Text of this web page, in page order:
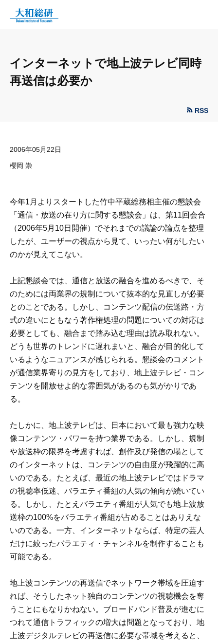
インターネットで地上波テレビ同時
再送信は必要か
RSS
2006年05月22日
櫻岡 崇
今年1月よりスタートした竹中平蔵総務相主催の懇談会
「通信・放送の在り方に関する懇談会」は、第11回会合
（2006年5月10日開催）でそれまでの議論の論点を整理
したが、ユーザーの視点から見て、いったい何がしたい
のかが見えてこない。
上記懇談会では、通信と放送の融合を進めるべきで、そ
のためには両業界の規制について抜本的な見直しが必要
とのことである。しかし、コンテンツ配信の伝送路・方
式の違いにともなう著作権処理の問題についての対応は
必要としても、融合まで踏み込む理由は読み取れない。
どうも世界のトレンドに遅れまいと、融合が目的化して
いるようなニュアンスが感じられる。懇談会のコメント
が通信業界寄りの見方をしており、地上波テレビ・コン
テンツを開放せよ的な雰囲気があるのも気がかりであ
る。
たしかに、地上波テレビは、日本において最も強力な映
像コンテンツ・パワーを持つ業界である。しかし、規制
や放送枠の限界を考慮すれば、創作及び発信の場として
のインターネットは、コンテンツの自由度が飛躍的に高
いのである。たとえば、最近の地上波テレビではドラマ
の視聴率低迷、バラエティ番組の人気の傾向が続いてい
る。しかし、たとえバラエティ番組が人気でも地上波放
送枠の100%をバラエティ番組が占めることはありえな
いのである。一方、インターネットならば、特定の芸人
だけに絞ったバラエティ・チャンネルを制作することも
可能である。
地上波コンテンツの再送信でネットワーク帯域を圧迫す
れば、そうしたネット独自のコンテンツの視聴機会を奪
うことにもなりかねない。ブロードバンド普及が進むに
つれて通信トラフィックの増大は問題となっており、地
上波デジタルテレビの再送信に必要な帯域を考えると、